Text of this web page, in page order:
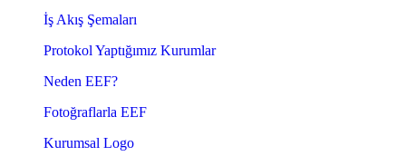
İş Akış Şemaları
Protokol Yaptığımız Kurumlar
Neden EEF?
Fotoğraflarla EEF
Kurumsal Logo